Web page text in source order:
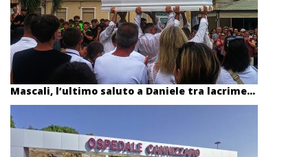
Mascali, l’ultimo saluto a Daniele tra lacrime...